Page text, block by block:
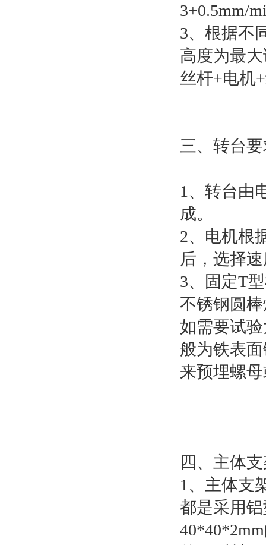
3+0.5mm/
3、根据不
高度为最
丝杆+电机
三、转台
1、转台由
成。
2、电机根
后，选择
3、固定T
不锈钢圆
如需要试
般为铁表
来预埋螺
四、主体
1、主体支
都是采用